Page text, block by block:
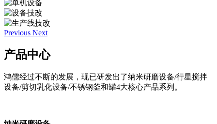
Previous Next
产品中心
鸿儒经过不断的发展，现已研发出了纳米研磨设备/行星搅拌
设备/剪切乳化设备/不锈钢釜和罐4大核心产品系列。